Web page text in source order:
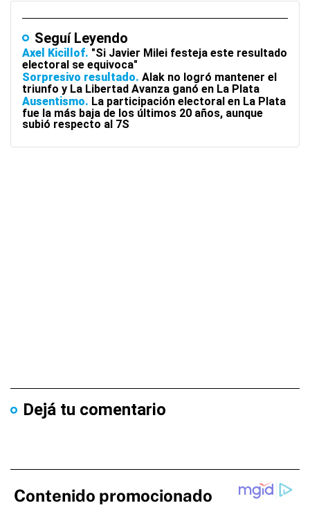
Seguí Leyendo
Axel Kicillof "Si Javier Milei festeja este resultado
electoral se equivoca"
Sorpresivo resultado Alak no logró mantener el
triunfo y La Libertad Avanza ganó en La Plata
Ausentismo La participación electoral en La Plata
fue la más baja de los últimos 20 años, aunque
subió respecto al 7S
Dejá tu comentario